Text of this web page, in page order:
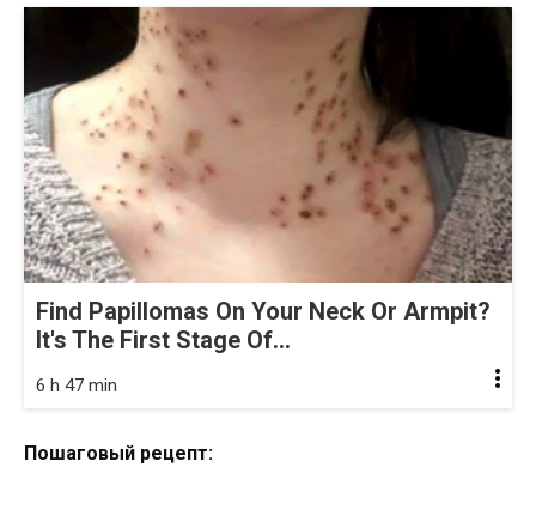
Find Papillomas On Your Neck Or Armpit?
It's The First Stage Of...
6 h 47 min
Пошаговый рецепт: